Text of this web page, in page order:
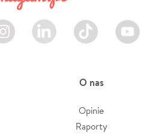
LinkedIn TikTok Youtube
O nas
Opinie
Raporty